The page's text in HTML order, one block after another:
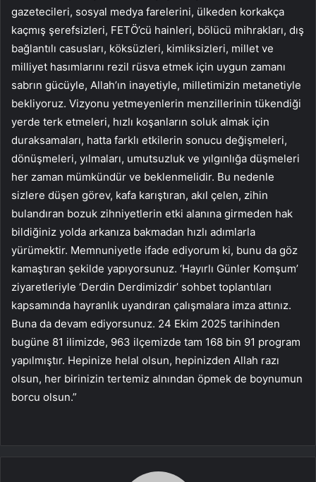
gazetecileri, sosyal medya farelerini, ülkeden korkakça
kaçmış şerefsizleri, FETÖ’cü hainleri, bölücü mihrakları, dış
bağlantılı casusları, köksüzleri, kimliksizleri, millet ve
milliyet hasımlarını rezil rüsva etmek için uygun zamanı
sabrın gücüyle, Allah’ın inayetiyle, milletimizin metanetiyle
bekliyoruz. Vizyonu yetmeyenlerin menzillerinin tükendiği
yerde terk etmeleri, hızlı koşanların soluk almak için
duraksamaları, hatta farklı etkilerin sonucu değişmeleri,
dönüşmeleri, yılmaları, umutsuzluk ve yılgınlığa düşmeleri
her zaman mümkündür ve beklenmelidir. Bu nedenle
sizlere düşen görev, kafa karıştıran, akıl çelen, zihin
bulandıran bozuk zihniyetlerin etki alanına girmeden hak
bildiğiniz yolda arkanıza bakmadan hızlı adımlarla
yürümektir. Memnuniyetle ifade ediyorum ki, bunu da göz
kamaştıran şekilde yapıyorsunuz. ‘Hayırlı Günler Komşum’
ziyaretleriyle ‘Derdin Derdimizdir’ sohbet toplantıları
kapsamında hayranlık uyandıran çalışmalara imza attınız.
Buna da devam ediyorsunuz. 24 Ekim 2025 tarihinden
bugüne 81 ilimizde, 963 ilçemizde tam 168 bin 91 program
yapılmıştır. Hepinize helal olsun, hepinizden Allah razı
olsun, her birinizin tertemiz alnından öpmek de boynumun
borcu olsun.”